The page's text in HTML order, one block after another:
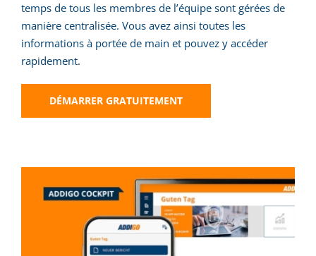
temps de tous les membres de l’équipe sont gérées de
manière centralisée. Vous avez ainsi toutes les
informations à portée de main et pouvez y accéder
rapidement.
DÉMARRER GRATUITEMENT